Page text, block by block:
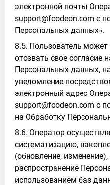
электронной почты
support@foodeon.com с
Персональных данных».
8.5. Пользователь
отозвать свое согласие
Персональных данных,
уведомление
электронный адрес
support@foodeon.com с
на Обработку
8.6. Оператор
систематизацию,
(обновление, изменение),
распространение
использованием баз